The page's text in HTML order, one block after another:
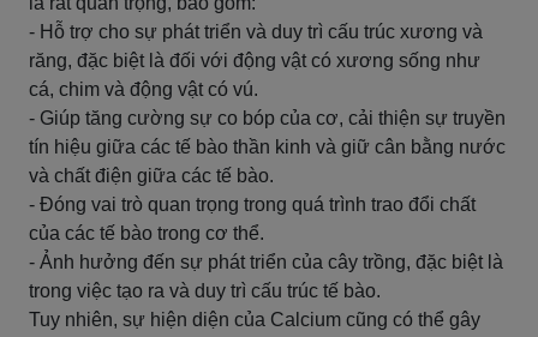
- Hỗ trợ cho sự phát triển và duy trì cấu trúc xương và
răng, đặc biệt là đối với động vật có xương sống như
cá, chim và động vật có vú.
- Giúp tăng cường sự co bóp của cơ, cải thiện sự truyền
tín hiệu giữa các tế bào thần kinh và giữ cân bằng nước
và chất điện giữa các tế bào.
- Đóng vai trò quan trọng trong quá trình trao đổi chất
của các tế bào trong cơ thể.
- Ảnh hưởng đến sự phát triển của cây trồng, đặc biệt là
trong việc tạo ra và duy trì cấu trúc tế bào.
Tuy nhiên, sự hiện diện của Calcium cũng có thể gây